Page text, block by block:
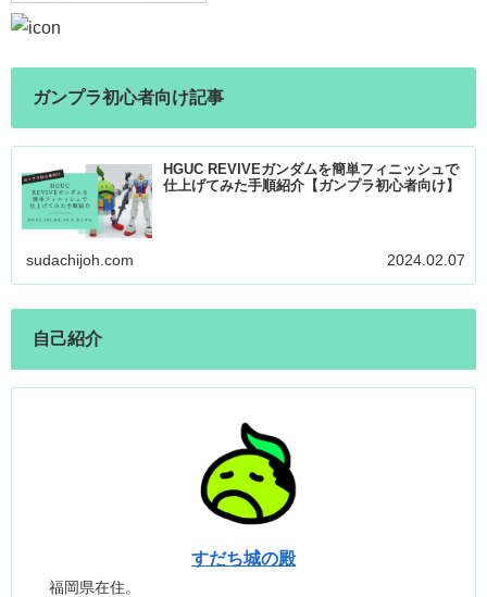
ガンプラ初心者向け記事
HGUC REVIVEガンダムを簡単フィニッシュで
仕上げてみた手順紹介【ガンプラ初心者向け】
sudachijoh.com 2024.02.07
自己紹介
すだち城の殿
福岡県在住。